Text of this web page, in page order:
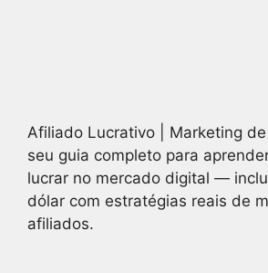
Afiliado Lucrativo | Marketing
seu guia completo para
lucrar no mercado digital —
dólar com estratégias reais de
afiliados.